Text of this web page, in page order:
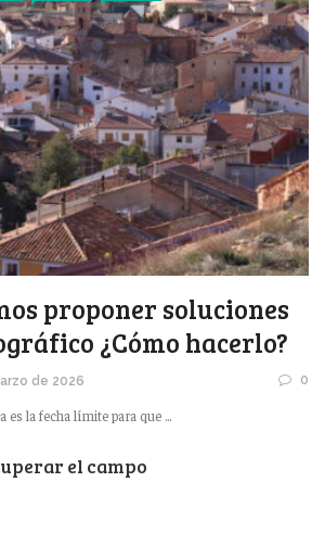
proponer soluciones
¿Cómo hacerlo?
de 2026 0
es la fecha límite para que ...
el campo